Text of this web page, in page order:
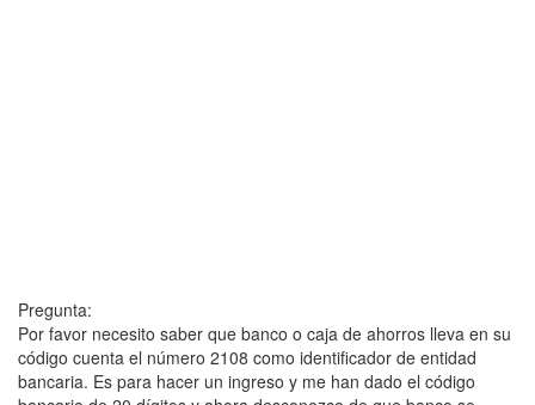
Pregunta:
Por favor necesito saber que banco o caja de ahorros lleva en su
código cuenta el número 2108 como identificador de entidad
bancaria. Es para hacer un ingreso y me han dado el código